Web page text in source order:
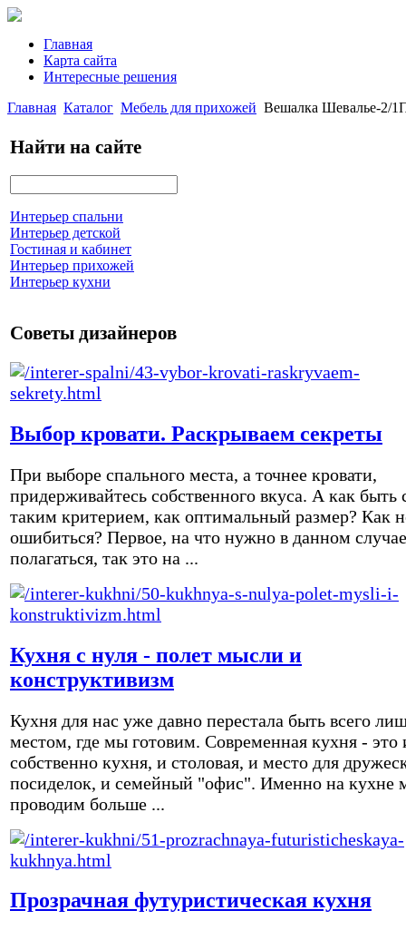
Главная
Карта сайта
Интересные решения
Главная Каталог Мебель для прихожей Вешалка Шевалье-2/
Найти на сайте
Интерьер спальни
Интерьер детской
Гостиная и кабинет
Интерьер прихожей
Интерьер кухни
Советы дизайнеров
Выбор кровати. Раскрываем секреты
При выборе спального места, а точнее кровати,
придерживайтесь собственного вкуса. А как быть
таким критерием, как оптимальный размер? Как
ошибиться? Первое, на что нужно в данном случае
полагаться, так это на ...
Кухня с нуля - полет мысли и
конструктивизм
Кухня для нас уже давно перестала быть всего
местом, где мы готовим. Современная кухня - это
собственно кухня, и столовая, и место для
посиделок, и семейный "офис". Именно на кухне
проводим больше ...
Прозрачная футуристическая кухня